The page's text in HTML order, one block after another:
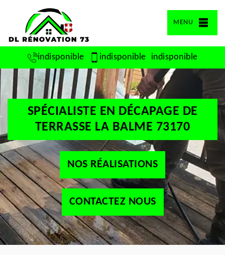
MENU
indisponible indisponible indisponible
SPÉCIALISTE EN DÉCAPAGE DE
TERRASSE LA BALME 73170
NOS RÉALISATIONS
CONTACTEZ NOUS